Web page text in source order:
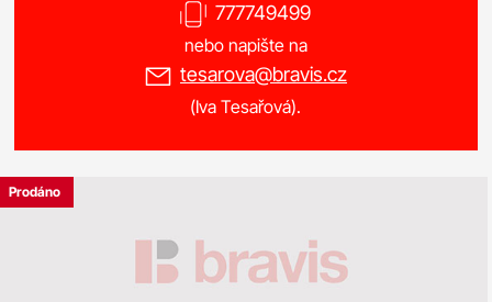
777749499
nebo napište na
tesarova@bravis.cz
(Iva Tesařová).
Prodáno